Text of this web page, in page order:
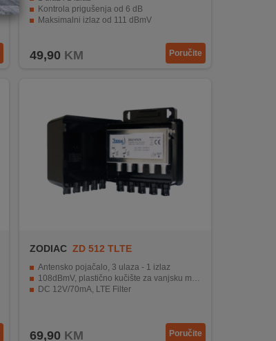
Kontrola prigušenja od 6 dB
Maksimalni izlaz od 111 dBmV
49,90 KM Poručite
ZODIAC ZD 512 TLTE
Antensko pojačalo, 3 ulaza - 1 izlaz
108dBmV, plastično kučište za vanjsku montažu
DC 12V/70mA, LTE Filter
69,90 KM Poručite